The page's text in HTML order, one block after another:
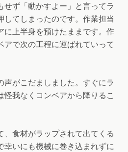
せず「動かすよー」と言ってラ
してしまったのです。作業担当
に上半身を預けたままです。作
アで次の工程に運ばれていって
声がこだましました。すぐにラ
怪我なくコンベアから降りるこ
、食材がラップされて出てくる
幸いにも機械に巻き込まれずに